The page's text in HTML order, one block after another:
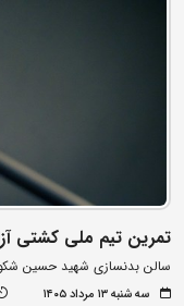
تمرین تیم ملی کشتی
سالن بدنسازی شهید حسین شکوری - سه
سه شنبه ۱۳ مرداد ۱۴۰۵